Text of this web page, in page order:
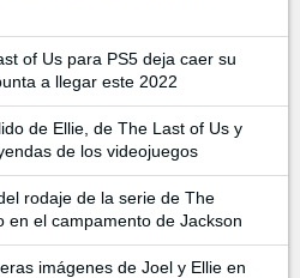
of Us para PS5 deja caer su
a llegar este 2022
de Ellie, de The Last of Us y
de los videojuegos
rodaje de la serie de The
en el campamento de Jackson
imágenes de Joel y Ellie en